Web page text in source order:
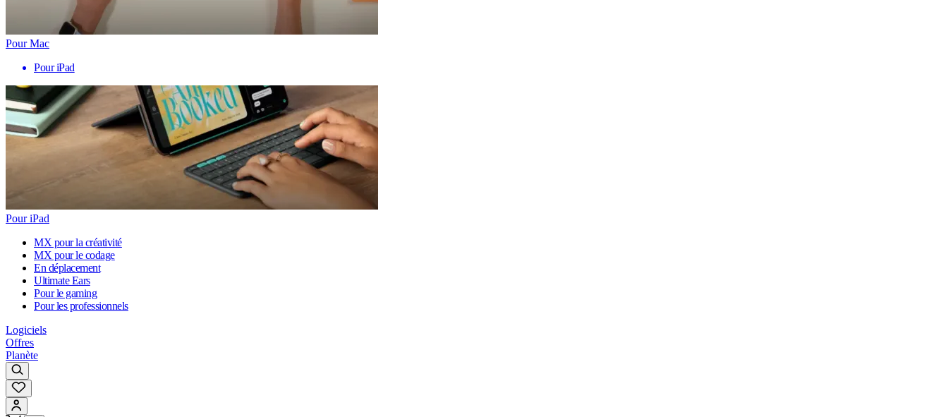
Pour Mac
Pour iPad
Pour iPad
MX pour la créativité
MX pour le codage
En déplacement
Ultimate Ears
Pour le gaming
Pour les professionnels
Logiciels
Offres
Planète